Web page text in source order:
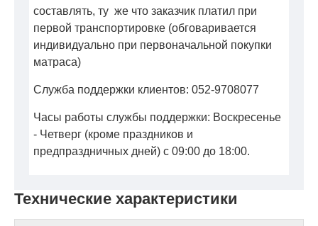
Технические характеристики
составлять, ту же что заказчик платил при
первой транспортировке (обговаривается
индивидуально при первоначальной покупки
матраса)
Служба поддержки клиентов: 052-9708077
Часы работы службы поддержки: Воскресенье
- Четверг (кроме праздников и
предпраздничных дней) с 09:00 до 18:00.